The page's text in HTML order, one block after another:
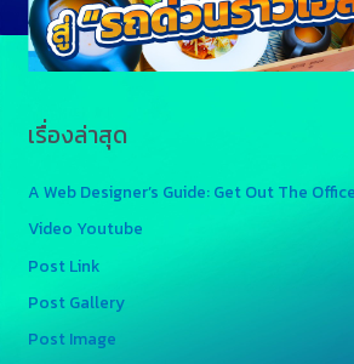
เรื่องล่าสุด
A Web Designer’s Guide: Get Out The Office
Video Youtube
Post Link
Post Gallery
Post Image